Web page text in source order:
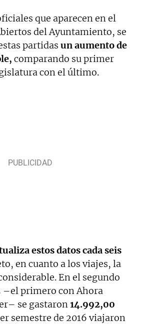
que aparecen en el
del Ayuntamiento, se
partidas un aumento de
comparando su primer
con el último.
estos datos cada seis
en cuanto a los viajes, la
En el segundo
–el primero con Ahora
se gastaron14.992,00
semestre de 2016 viajaron